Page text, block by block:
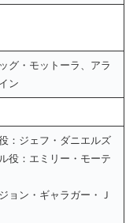
グ・モットーラ、アラ
ン
：ジェフ・ダニエルズ
役：エミリー・モーテ
ョン・ギャラガー・Ｊ